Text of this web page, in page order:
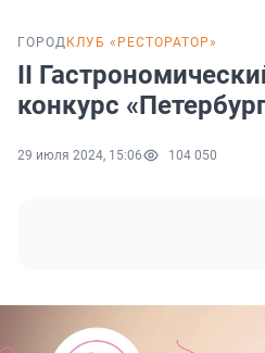
ГОРОД КЛУБ «РЕСТОРАТОР»
II
конкурс
29 июля 2024, 15:06 104 050